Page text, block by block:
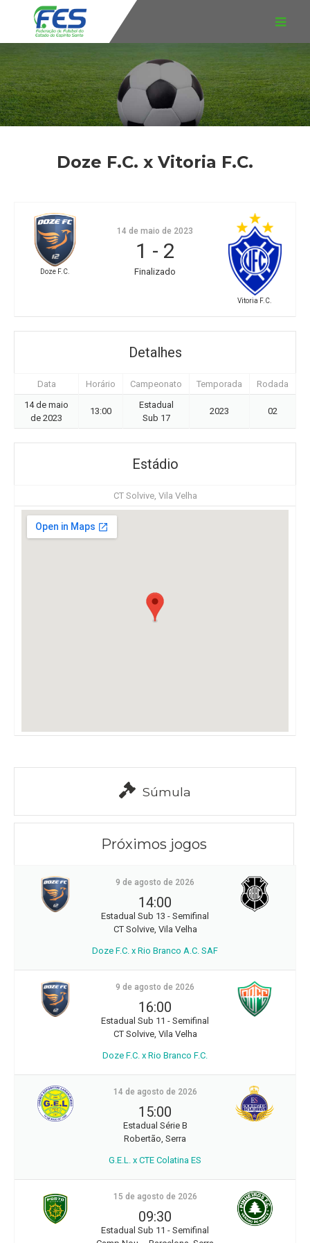
Doze F.C. x Vitoria F.C.
Doze F.C.
Vitoria F.C.
14 de maio de 2023
1 - 2
Finalizado
Detalhes
Data Horário Campeonato Temporada
Rodada
14 de maio
de 2023
13:00
Estadual
Sub 17
2023 02
Estádio
CT Solvive, Vila Velha
Súmula
Próximos jogos
9 de agosto de 2026
14:00
Estadual Sub 13 - Semifinal
CT Solvive, Vila Velha
Doze F.C. x Rio Branco A.C. SAF
9 de agosto de 2026
16:00
Estadual Sub 11 - Semifinal
CT Solvive, Vila Velha
Doze F.C. x Rio Branco F.C.
14 de agosto de 2026
15:00
Estadual Série B
Robertão, Serra
G.E.L. x CTE Colatina ES
15 de agosto de 2026
09:30
Estadual Sub 11 - Semifinal